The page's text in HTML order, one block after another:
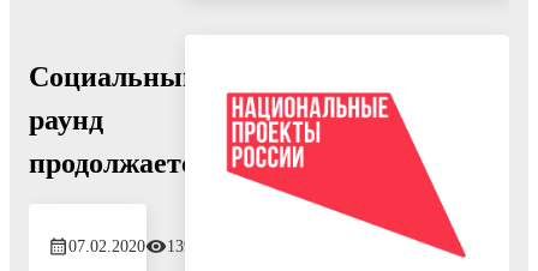
Социальный
раунд
продолжается
07.02.2020 1396